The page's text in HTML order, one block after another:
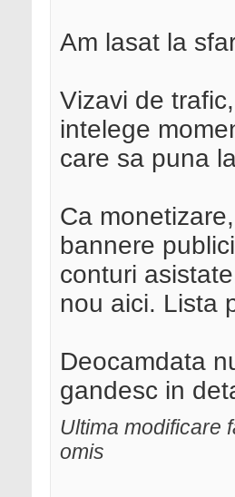
Am lasat la
Vizavi de
intelege
care sa puna
Ca
bannere
conturi
nou aici. Lista
Deocamdata
gandesc in
Ultima modificare
omis